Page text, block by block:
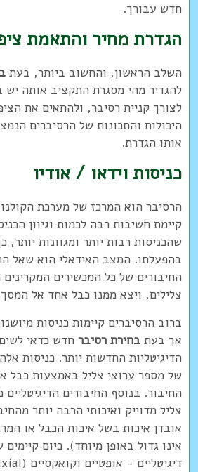
חדש עבורך.
הגדרת מחיר והתאמת
השלב הראשון, והחשוב ביותר, בעת
להגדיר מהי מסגרת התקציב אותה
לצורך קניית רסיבר, ולהתאים את
היכולות והתכונות של הרסיברים
אותו הגדרת.
כניסות וידאו / אודיו
הרסיבר הוא המרכז של מערכת
קיימת חשיבות רבה לכמות וגיוון
שהכניסות רבות יותר ומגוונות יותר,
בהפעלתו. המצב האידאלי הוא שאל
החיבורים של כל המכשירים
צלילים, ויצא ממנו כבל אחד אל
אך בעת בחירת רסיברחדש כדאי לשים
הדיגיטליות החדשות יותר. כניסות
של מספר ערוצי צליל באמצעות כבל
החיבור. בנוסף החיבורים
צליל מדוייק ואיכותי הרבה יותר
אובדן איכות בשל איכות הכבל או
אינו גדול באופן מיוחד). כיום קיימים